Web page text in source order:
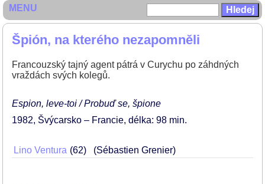
Špión, na kterého nezapomněli
Francouzský tajný agent pátrá v Curychu po záhdných
vraždách svých kolegů.
Espion, leve-toi / Probuď se, špione
1982 Švýcarsko – Francie délka: 98 min
Lino Ventura 62 (Sébastien Grenier)
MENU